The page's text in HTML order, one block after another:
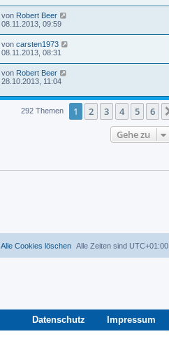
von Robert Beer
08.11.2013, 09:59
von carsten1973
08.11.2013, 08:31
von Robert Beer
28.10.2013, 11:04
292 Themen 1 2 3 4 5 6
Gehe zu
Alle Zeiten sind UTC+01:00
Alle Cookies löschen
Datenschutz Impressum